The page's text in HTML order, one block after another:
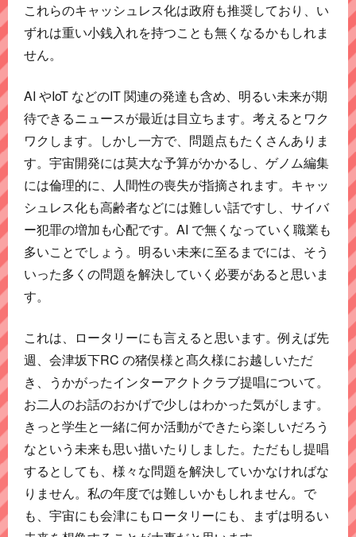
これらのキャッシュレス化は政府も推奨しており、い
ずれは重い小銭入れを持つことも無くなるかもしれま
せん。
AI やIoT などのIT 関連の発達も含め、明るい未来が期
待できるニュースが最近は目立ちます。考えるとワク
ワクします。しかし一方で、問題点もたくさんありま
す。宇宙開発には莫大な予算がかかるし、ゲノム編集
には倫理的に、人間性の喪失が指摘されます。キャッ
シュレス化も高齢者などには難しい話ですし、サイバ
ー犯罪の増加も心配です。AI で無くなっていく職業も
多いことでしょう。明るい未来に至るまでには、そう
いった多くの問題を解決していく必要があると思いま
す。
これは、ロータリーにも言えると思います。例えば先
週、会津坂下RC の猪俣様と髙久様にお越しいただ
き、うかがったインターアクトクラブ提唱について。
お二人のお話のおかげで少しはわかった気がします。
きっと学生と一緒に何か活動ができたら楽しいだろう
なという未来も思い描いたりしました。ただもし提唱
するとしても、様々な問題を解決していかなければな
りません。私の年度では難しいかもしれません。で
も、宇宙にも会津にもロータリーにも、まずは明るい